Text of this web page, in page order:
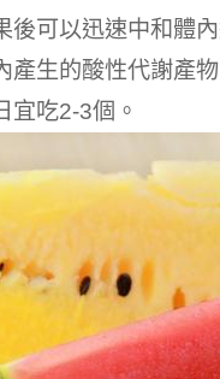
後可以迅速中和體
產生的酸性代謝產
宜吃2-3個。